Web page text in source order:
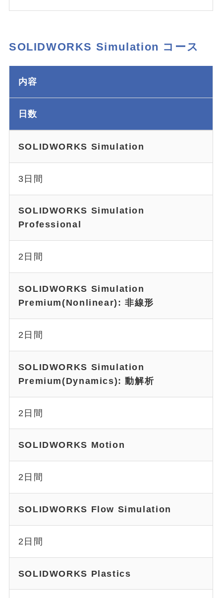
SOLIDWORKS Simulation コース
内容
日数
SOLIDWORKS Simulation
3日間
SOLIDWORKS Simulation
Professional
2日間
SOLIDWORKS Simulation
Premium(Nonlinear): 非線形
2日間
SOLIDWORKS Simulation
Premium(Dynamics): 動解析
2日間
SOLIDWORKS Motion
2日間
SOLIDWORKS Flow Simulation
2日間
SOLIDWORKS Plastics